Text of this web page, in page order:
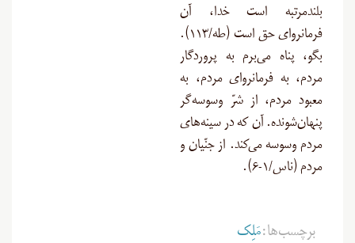
بلندمرتبه است خدا، آن
فرمانروای حق است (طه/۱۱۳).
بگو، پناه می‌برم به پروردگار
مردم، به فرمانروای مردم، به
معبود مردم، از شرّ وسوسه‌گر
پنهان‌شونده. آن که در سینه‌های
مردم وسوسه می‌کند. از جنّیان و
مردم (ناس/۱-۶).
برچسب‌ها:مَلِک